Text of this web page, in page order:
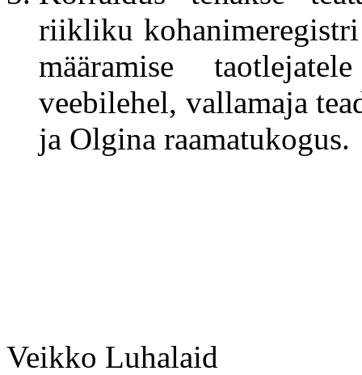
riikliku
määramise
veebilehel, vallamaja
ja Olgina raamatukogus.
Veikko Luhalaid